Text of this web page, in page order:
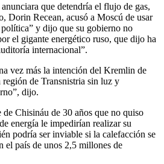
que detendría el flujo de gas,
Dorin Recean, acusó a Moscú de usar
y dijo que su gobierno no
el gigante energético ruso, que dijo ha
internacional”.
vez más la intención del Kremlin de
región de Transnistria sin luz y
dijo.
de Chisináu de 30 años que no quiso
energía le impedirían realizar su
podría ser inviable si la calefacción se
el país de unos 2,5 millones de